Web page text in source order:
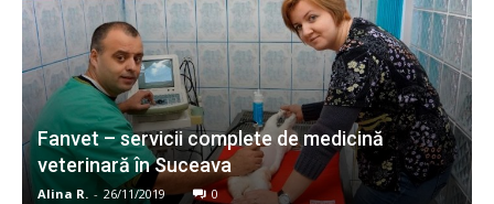
Fanvet – servicii complete de medicină
veterinară în Suceava
Alina R. - 26/11/2019 0